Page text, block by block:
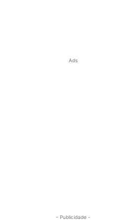
Ads
- Publicidade -